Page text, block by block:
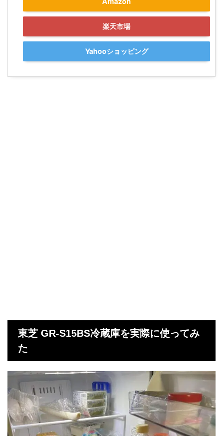
楽天市場
Yahooショッピング
東芝 GR-S15BS冷蔵庫を実際に使ってみ
た